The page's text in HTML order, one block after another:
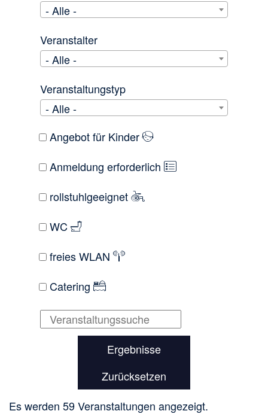
- Alle -
Veranstalter
- Alle -
Veranstaltungstyp
- Alle -
Angebot für Kinder
Anmeldung erforderlich
rollstuhlgeeignet
WC
freies WLAN
Catering
Zurücksetzen
Ergebnisse
Es werden 59 Veranstaltungen angezeigt.